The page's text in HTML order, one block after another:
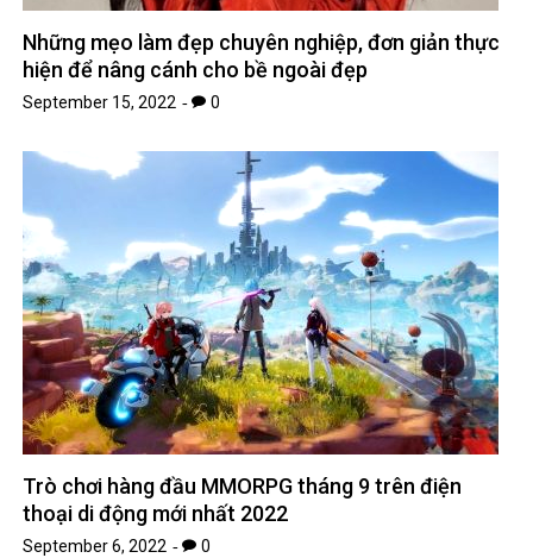
Những mẹo làm đẹp chuyên nghiệp, đơn giản thực
hiện để nâng cánh cho bề ngoài đẹp
September 15, 2022 0
Trò chơi hàng đầu MMORPG tháng 9 trên điện
thoại di động mới nhất 2022
September 6, 2022 0